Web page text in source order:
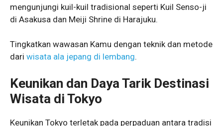
mengunjungi kuil-kuil tradisional seperti Kuil Senso-ji
di Asakusa dan Meiji Shrine di Harajuku.
Tingkatkan wawasan Kamu dengan teknik dan metode
dari wisata ala jepang di lembang.
Keunikan dan Daya Tarik Destinasi
Wisata di Tokyo
Keunikan Tokyo terletak pada perpaduan antara tradisi